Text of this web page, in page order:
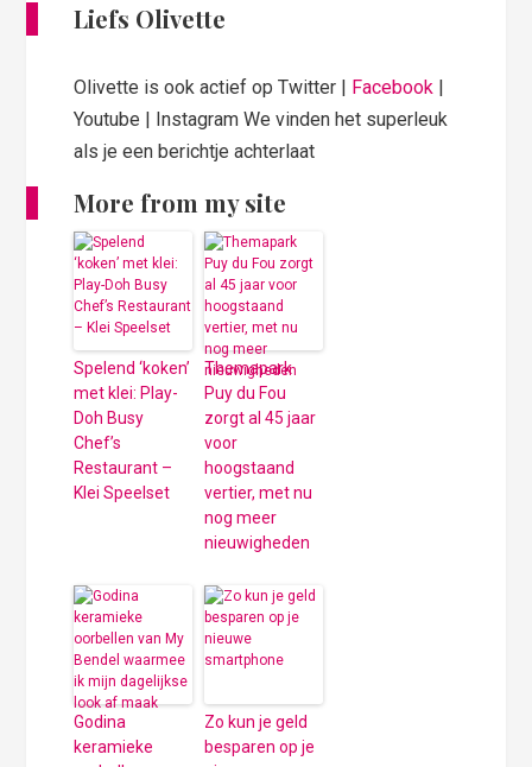
Liefs Olivette
Olivette is ook actief op Twitter | Facebook |
Youtube | Instagram We vinden het superleuk
als je een berichtje achterlaat
More from my site
Spelend ‘koken’
met klei: Play-
Doh Busy
Chef’s
Restaurant –
Klei Speelset
Themapark
Puy du Fou
zorgt al 45 jaar
voor
hoogstaand
vertier, met nu
nog meer
nieuwigheden
Godina
keramieke
Zo kun je geld
besparen op je